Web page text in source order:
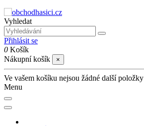
Vyhledat
Přihlásit se
0 Košík
Nákupní košík
×
Ve vašem košíku nejsou žádné další položky
Menu